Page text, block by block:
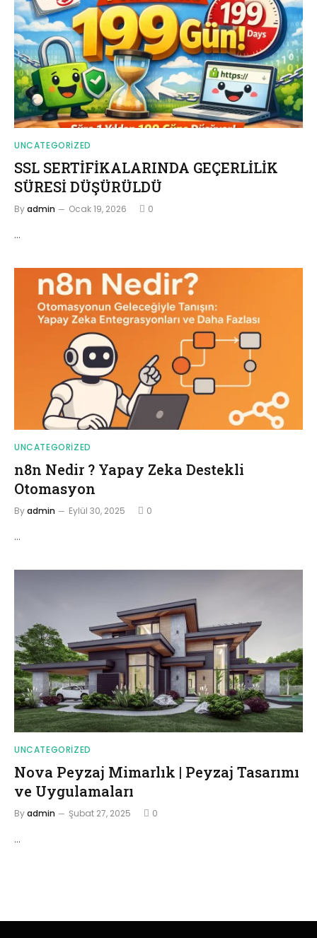
UNCATEGORIZED
SSL SERTİFİKALARINDA GEÇERLİLİK
SÜRESİ DÜŞÜRÜLDÜ
Byadmin Ocak 19, 2026 0
…
UNCATEGORIZED
n8n Nedir ? Yapay Zeka Destekli
Otomasyon
Byadmin Eylül 30, 2025 0
…
UNCATEGORIZED
Nova Peyzaj Mimarlık | Peyzaj Tasarımı
ve Uygulamaları
Byadmin Şubat 27, 2025 0
…